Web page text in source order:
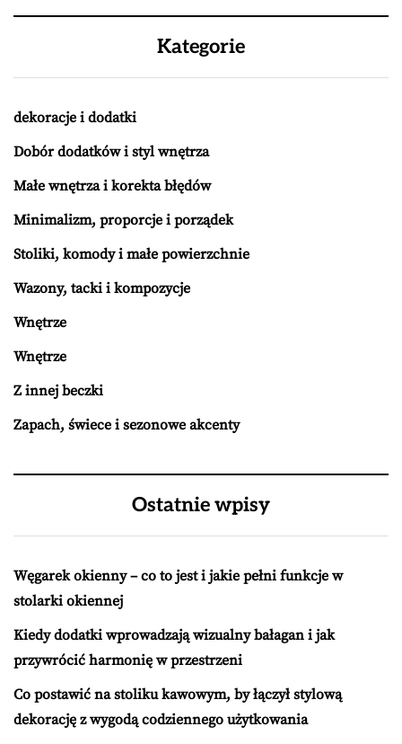
Kategorie
dekoracje i dodatki
Dobór dodatków i styl wnętrza
Małe wnętrza i korekta błędów
Minimalizm, proporcje i porządek
Stoliki, komody i małe powierzchnie
Wazony, tacki i kompozycje
Wnętrze
Wnętrze
Z innej beczki
Zapach, świece i sezonowe akcenty
Ostatnie wpisy
Węgarek okienny – co to jest i jakie pełni funkcje w
stolarki okiennej
Kiedy dodatki wprowadzają wizualny bałagan i jak
przywrócić harmonię w przestrzeni
Co postawić na stoliku kawowym, by łączył stylową
dekorację z wygodą codziennego użytkowania